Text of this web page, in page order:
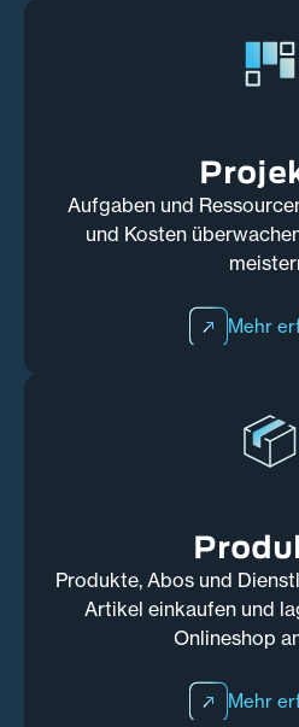
Aufgaben und
und Kosten
Mehr
Produkte, Abos und
Artikel einkaufen und
Onlineshop
Mehr